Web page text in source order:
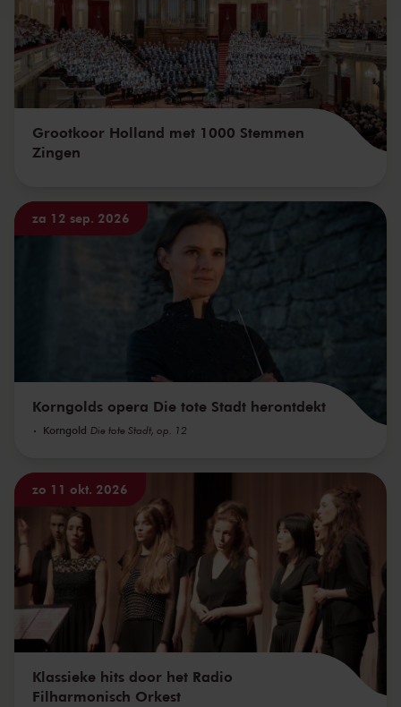
Grootkoor Holland met 1000 Stemmen
Zingen
za 12 sep. 2026
Korngolds opera Die tote Stadt herontdekt
Korngold Die tote Stadt, op. 12
zo 11 okt. 2026
Klassieke hits door het Radio
Filharmonisch Orkest